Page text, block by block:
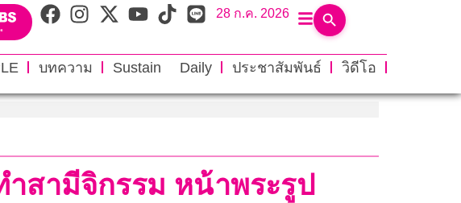
28 ก.ค. 2026
บทความ Sustain Daily ประชาสัมพันธ์
วิดีโอ
สามีจิกรรม หน้าพระรูป